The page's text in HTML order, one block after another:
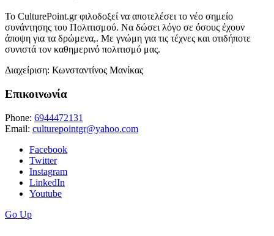
Το CulturePoint.gr φιλοδοξεί να αποτελέσει το νέο σημείο
συνάντησης του Πολιτισμού. Να δώσει λόγο σε όσους έχουν
άποψη για τα δρώμενα,. Με γνώμη για τις τέχνες και οτιδήποτε
συνιστά τον καθημερινό πολιτισμό μας.
Διαχείριση: Κωνσταντίνος Μανίκας
Επικοινωνία
Phone: 6944472131
Email: culturepointgr@yahoo.com
Facebook
Twitter
Instagram
LinkedIn
Youtube
Go Up